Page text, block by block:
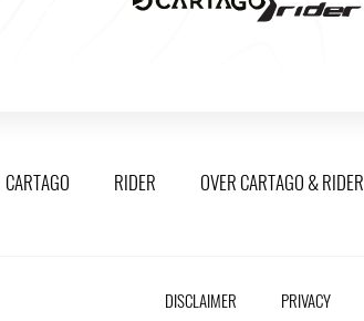
CARTAGO RIDER OVER CARTAGO & RIDER
DISCLAIMER PRIVACY